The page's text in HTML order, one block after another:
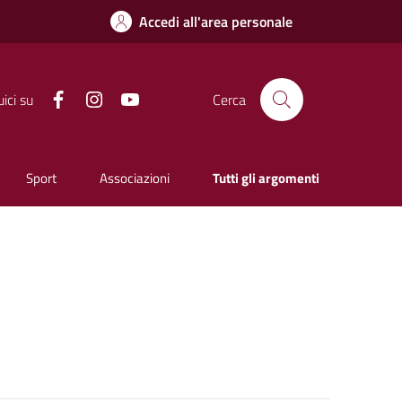
Accedi all'area personale
su Facebook Instagram Cerca
Sport Associazioni Tutti gli argomenti